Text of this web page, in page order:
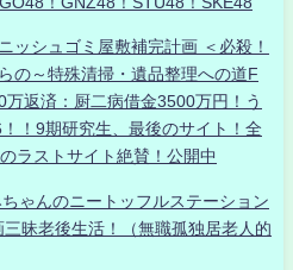
ッシュゴミ屋敷補完計画 ＜必殺！
の～特殊清掃・遺品整理への道F
返済：厨二病借金3500万円！う
！9期研究生、最後のサイト！全
ラストサイト絶賛！公開中
ゃんのニートッフルステーション
昧老後生活！（無職孤独居老人的